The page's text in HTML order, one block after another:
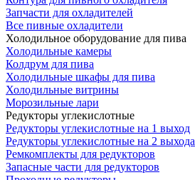
Запчасти для охладителей
Все пивные охладители
Холодильное оборудование для пива
Холодильные камеры
Колдрум для пива
Холодильные шкафы для пива
Холодильные витрины
Морозильные лари
Редукторы углекислотные
Редукторы углекислотные на 1 выход
Редукторы углекислотные на 2 выхода
Ремкомплекты для редукторов
Запасные части для редукторов